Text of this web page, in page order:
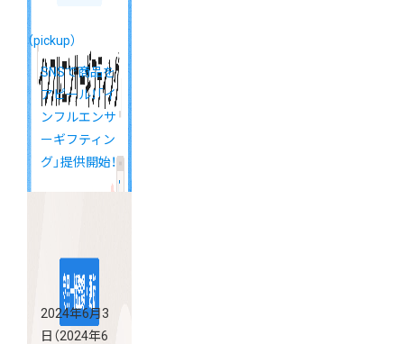
（pickup）
SNSで商品を
アピール！「イ
ンフルエンサ
ーギフティン
グ」提供開始！
2024年6月3
日 （2024年6